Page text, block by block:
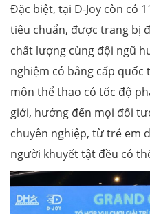
Đặc biệt, tại D-Joy còn có
tiêu chuẩn, được trang bị
chất lượng cùng đội ngũ
nghiệm có bằng cấp
môn thể thao có tốc độ
giới, hướng đến mọi đối
chuyên nghiệp, từ trẻ em
người khuyết tật đều có